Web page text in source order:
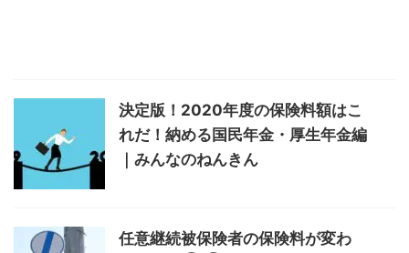
決定版！2020年度の保険料額はこ
れだ！納める国民年金・厚生年金編
｜みんなのねんきん
任意継続被保険者の保険料が変わ